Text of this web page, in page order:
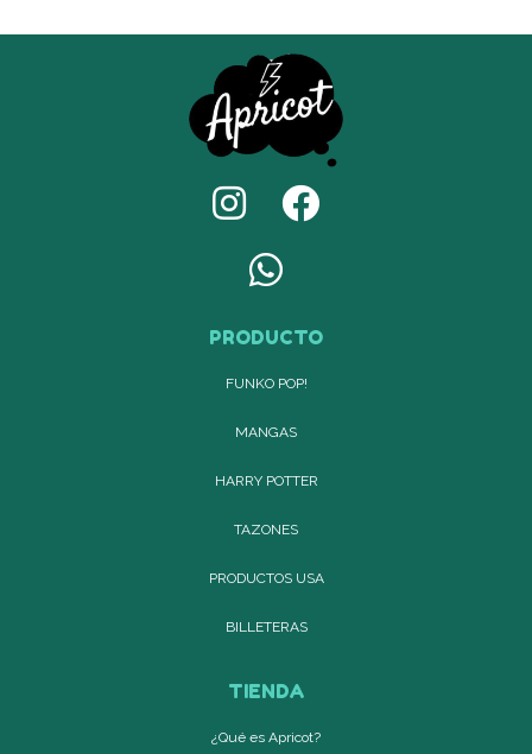
PRODUCTO
FUNKO POP!
MANGAS
HARRY POTTER
TAZONES
PRODUCTOS USA
BILLETERAS
TIENDA
¿Qué es Apricot?